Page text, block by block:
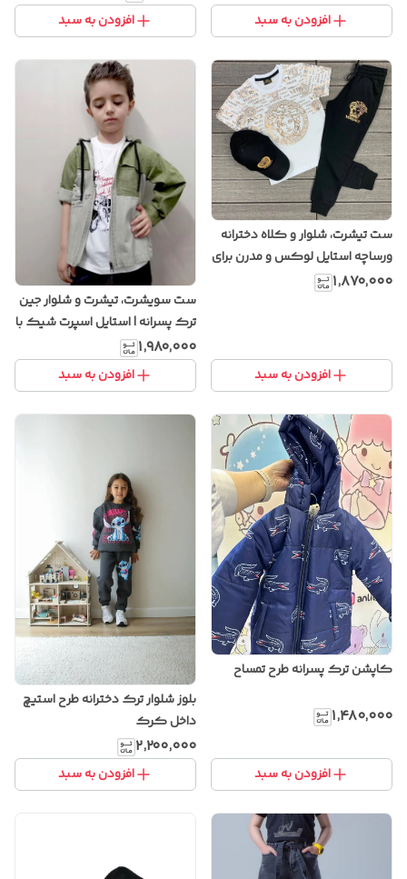
افزودن به سبد افزودن به سبد
ست تیشرت، شلوار و کلاه دخترانه
ورساچه استایل لوکس و مدرن برای
دختران شیک پوش
۱٬۸۷۰٬۰۰۰
افزودن به سبد
ست سویشرت، تیشرت و شلوار جین
ترک پسرانه | استایل اسپرت شیک با
پارچه باکیفیت و دوخت ترک
۱٬۹۸۰٬۰۰۰
افزودن به سبد
کاپشن ترک پسرانه طرح تمساح
۱٬۴۸۰٬۰۰۰
افزودن به سبد
بلوز شلوار ترک دخترانه طرح استیچ
داخل کرک
۲٬۲۰۰٬۰۰۰
افزودن به سبد